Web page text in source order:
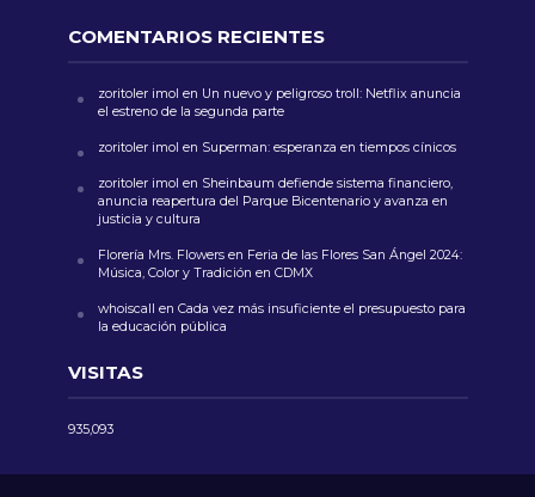
COMENTARIOS RECIENTES
zoritoler imol en Un nuevo y peligroso troll: Netflix anuncia
el estreno de la segunda parte
zoritoler imol en Superman: esperanza en tiempos cínicos
zoritoler imol en Sheinbaum defiende sistema financiero,
anuncia reapertura del Parque Bicentenario y avanza en
justicia y cultura
Florería Mrs. Flowersen Feria de las Flores San Ángel 2024:
Música, Color y Tradición en CDMX
whoiscall en Cada vez más insuficiente el presupuesto para
la educación pública
VISITAS
935,093